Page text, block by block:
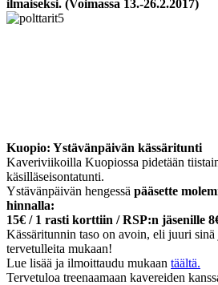
ilmaiseksi. (Voimassa 13.-26.2.2017)
Kuopio: Ystävänpäivän kässäritunti
Kaveriviikoilla Kuopiossa pidetään
käsilläseisontatunti.
Ystävänpäivän hengessä pääsette
hinnalla:
15€ / 1 rasti korttiin / RSP:n jäsenille
Kässäritunnin taso on avoin, eli juuri
tervetulleita mukaan!
Lue lisää ja ilmoittaudu mukaan täältä.
Tervetuloa treenaamaan kavereiden